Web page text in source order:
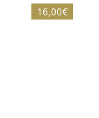
16,00€